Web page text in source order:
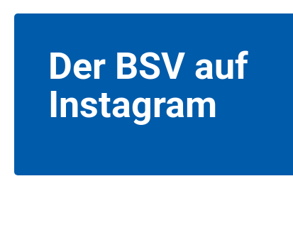
Der BSV auf
Instagram